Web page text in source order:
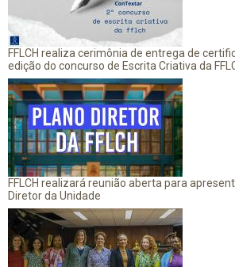
FFLCH realiza cerimônia de entrega de
edição do concurso de Escrita Criativa da
FFLCH realizará reunião aberta para
Diretor da Unidade